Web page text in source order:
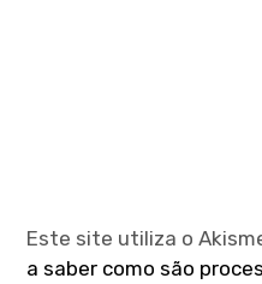
Este site utiliza o
a saber como são